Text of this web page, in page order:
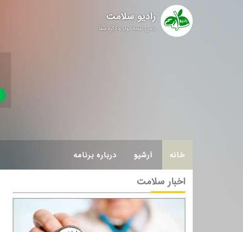
رادیو سلامت
یامن اسمه دواء و ذکره شفا
خانه آرشیو درباره برنامه
اخبار سلامت